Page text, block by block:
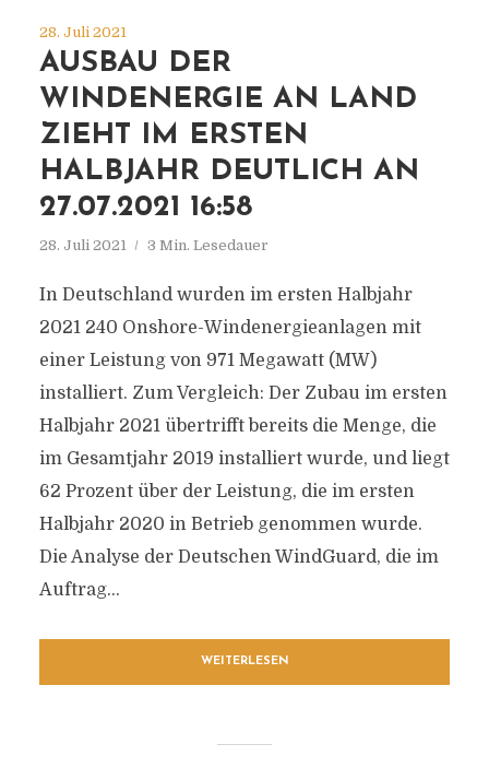
28. Juli 2021
AUSBAU DER
WINDENERGIE AN LAND
ZIEHT IM ERSTEN
HALBJAHR DEUTLICH AN
27.07.2021 16:58
28. Juli 2021 3 Min. Lesedauer
In Deutschland wurden im ersten Halbjahr
2021 240 Onshore-Windenergieanlagen mit
einer Leistung von 971 Megawatt (MW)
installiert. Zum Vergleich: Der Zubau im ersten
Halbjahr 2021 übertrifft bereits die Menge, die
im Gesamtjahr 2019 installiert wurde, und liegt
62 Prozent über der Leistung, die im ersten
Halbjahr 2020 in Betrieb genommen wurde.
Die Analyse der Deutschen WindGuard, die im
Auftrag...
WEITERLESEN